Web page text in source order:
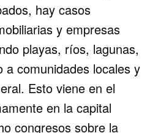
hay casos
y empresas
playas, ríos, lagunas,
a comunidades locales y
Esto viene en el
en la capital
congresos sobre la